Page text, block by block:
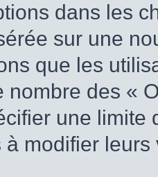
dans les
sur une
que les
nombre des «
une limite
à modifier leurs